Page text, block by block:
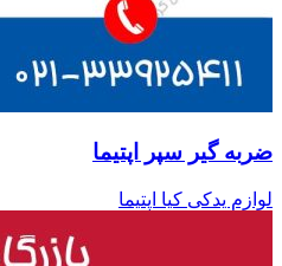
ضربه گیر سپر اپتیما
لوازم یدکی کیا اپتیما